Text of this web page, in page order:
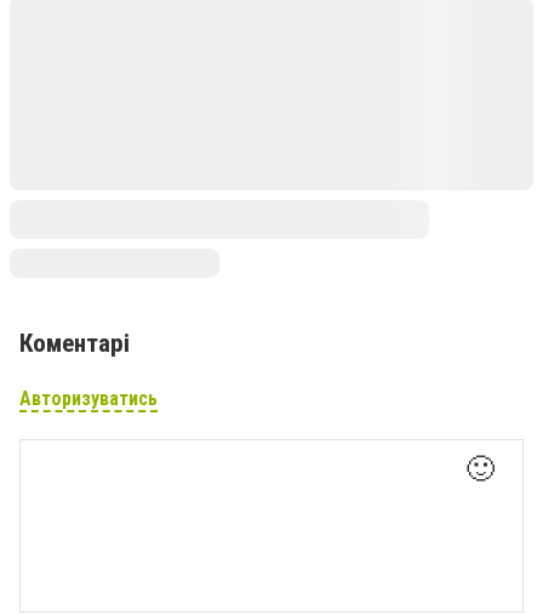
Коментарі
Авторизуватись
🙂